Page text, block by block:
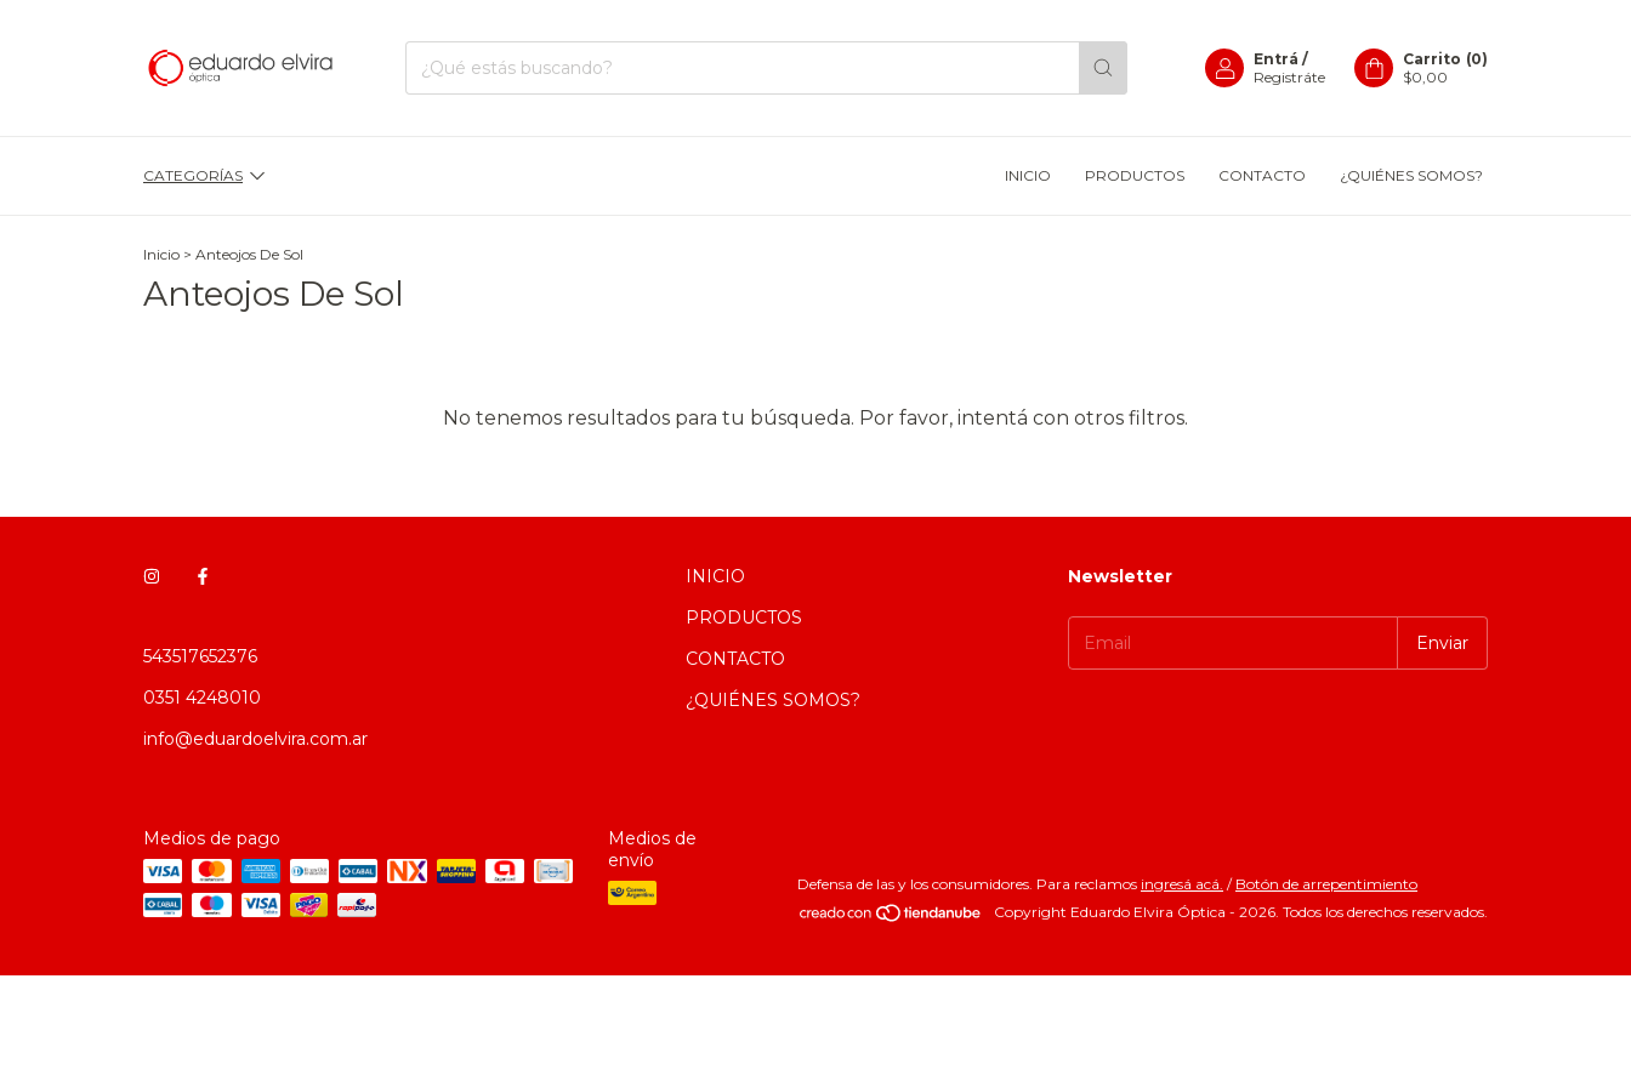
Entrá /
Registráte
Carrito (0)
$0,00
CATEGORÍAS INICIO PRODUCTOS CONTACTO ¿QUIÉNES SOMOS?
Inicio > Anteojos De Sol
Anteojos De Sol
No tenemos resultados para tu búsqueda. Por favor, intentá con otros filtros.
543517652376
0351 4248010
info@eduardoelvira.com.ar
INICIO
PRODUCTOS
CONTACTO
¿QUIÉNES SOMOS?
Newsletter
Medios de pago
Medios de
envío
Defensa de las y los consumidores. Para reclamos ingresá acá. / Botón de arrepentimiento
Copyright Eduardo Elvira Óptica - 2026. Todos los derechos reservados.